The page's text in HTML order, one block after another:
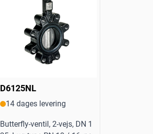
D6125NL
14 dages levering
Butterfly-ventil, 2-vejs, DN 1